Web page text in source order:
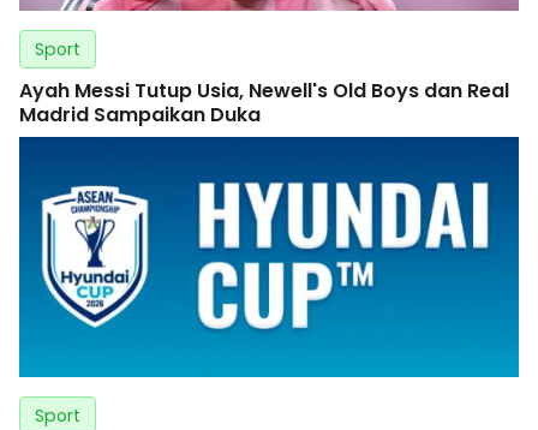
Sport
Ayah Messi Tutup Usia, Newell's Old Boys dan Real
Madrid Sampaikan Duka
Sport